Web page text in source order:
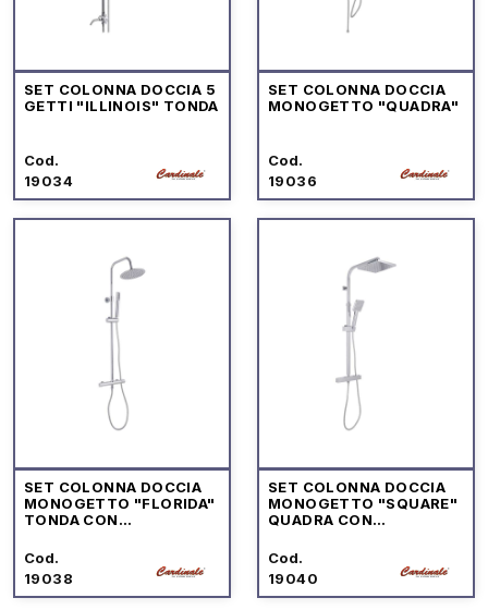
SET COLONNA DOCCIA 5
GETTI "ILLINOIS" TONDA
Cod.
19034
SET COLONNA DOCCIA
MONOGETTO "QUADRA"
Cod.
19036
SET COLONNA DOCCIA
MONOGETTO "FLORIDA"
TONDA CON
TERMOSTATICO
Cod.
19038
SET COLONNA DOCCIA
MONOGETTO "SQUARE"
QUADRA CON
TERMOSTATICO
Cod.
19040